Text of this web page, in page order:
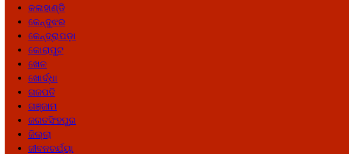
କଳାହାଣ୍ଡି
କେନ୍ଦୁଝର
କେନ୍ଦ୍ରାପଡ଼ା
କୋରାପୁଟ
ଖେଳ
ଖୋର୍ଦ୍ଧା
ଗଜପତି
ଗଞ୍ଜାମ
ଜଗତସିଂହପୁର
ଜିଲ୍ଲା
ଜୀବନଚର୍ଯ୍ୟା